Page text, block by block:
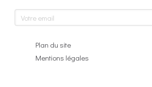
Votre email
Plan du site
Mentions légales